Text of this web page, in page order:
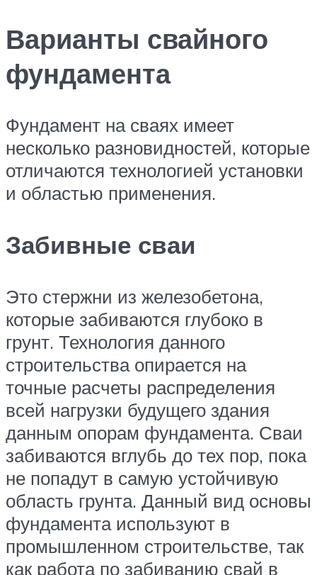
Варианты свайного
фундамента
Фундамент на сваях имеет
несколько разновидностей, которые
отличаются технологией установки
и областью применения.
Забивные сваи
Это стержни из железобетона,
которые забиваются глубоко в
грунт. Технология данного
строительства опирается на
точные расчеты распределения
всей нагрузки будущего здания
данным опорам фундамента. Сваи
забиваются вглубь до тех пор, пока
не попадут в самую устойчивую
область грунта. Данный вид основы
фундамента используют в
промышленном строительстве, так
как работа по забиванию свай в